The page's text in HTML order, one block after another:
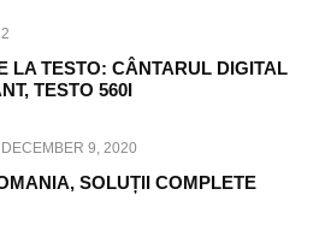
LA TESTO: CÂNTARUL DIGITAL
TESTO 560I
DECEMBER 9, 2020
SOLUȚII COMPLETE